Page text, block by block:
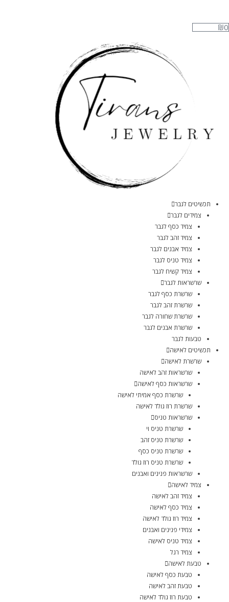
₪0
תכשיטים לגבר
צמידים לגבר
צמיד כסף לגבר
צמיד זהב לגבר
צמיד אבנים לגבר
צמיד טניס לגבר
צמיד קשיח לגבר
שרשראות לגבר
שרשרת כסף לגבר
שרשרת זהב לגבר
שרשרת שחורה לגבר
שרשרת אבנים לגבר
טבעות לגבר
תכשיטים לאישה
שרשרת לאישה
שרשראות זהב לאישה
שרשראות כסף לאישה
שרשרת כסף אמיתי לאישה
שרשרת רוז גולד לאישה
שרשראות טניס
שרשרת טניס וי
שרשרת טניס זהב
שרשרת טניס כסף
שרשרת טניס רוז גולד
שרשראות פנינים ואבנים
צמיד לאישה
צמיד זהב לאישה
צמיד כסף לאישה
צמיד רוז גולד לאישה
צמידי פנינים ואבנים
צמיד טניס לאישה
צמיד רגל
טבעת לאישה
טבעת כסף לאישה
טבעת זהב לאישה
טבעת רוז גולד לאישה